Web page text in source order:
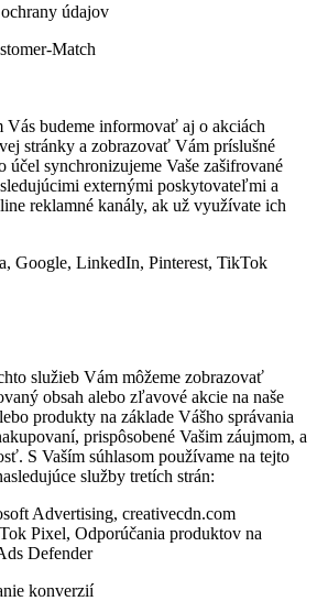
údajov
Match
Vás budeme informovať aj o akciách
stránky a zobrazovať Vám príslušné
účel synchronizujeme Vaše zašifrované
externými poskytovateľmi a
reklamné kanály, ak už využívate ich
Google, LinkedIn, Pinterest, TikTok
služieb Vám môžeme zobrazovať
obsah alebo zľavové akcie na naše
produkty na základe Vášho správania
prispôsobené Vašim záujmom, a
S Vaším súhlasom používame na tejto
služby tretích strán:
Advertising, creativecdn.com
Pixel, Odporúčania produktov na
Defender
konverzií